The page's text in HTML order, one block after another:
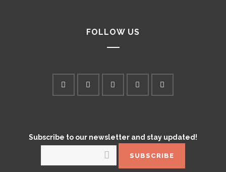
FOLLOW US
Subscribe to our newsletter and stay updated!